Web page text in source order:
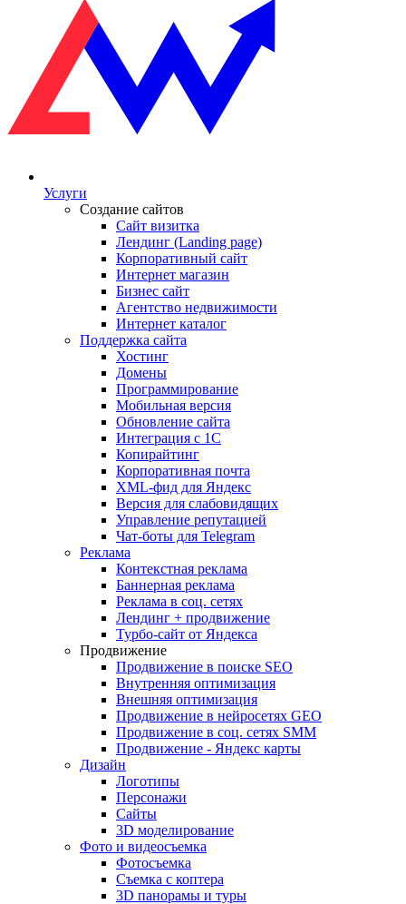
Услуги
Создание сайтов
Сайт визитка
Лендинг (Landing page)
Корпоративный сайт
Интернет магазин
Бизнес сайт
Агентство недвижимости
Интернет каталог
Поддержка сайта
Хостинг
Домены
Программирование
Мобильная версия
Обновление сайта
Интеграция с 1С
Копирайтинг
Корпоративная почта
XML-фид для Яндекс
Версия для слабовидящих
Управление репутацией
Чат-боты для Telegram
Реклама
Контекстная реклама
Баннерная реклама
Реклама в соц. сетях
Лендинг + продвижение
Турбо-сайт от Яндекса
Продвижение
Продвижение в поиске SEO
Внутренняя оптимизация
Внешняя оптимизация
Продвижение в нейросетях GEO
Продвижение в соц. сетях SMM
Продвижение - Яндекс карты
Дизайн
Логотипы
Персонажи
Сайты
3D моделирование
Фото и видеосъемка
Фотосъемка
Съемка с коптера
3D панорамы и туры